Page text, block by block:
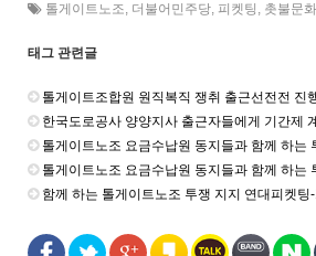
톨게이트노조, 더불어민주당, 피켓팅 , 촛불문
태그 관련글
톨게이트조합원 원직복직 쟁취 출근선전전 진
한국도로공사 양양지사 출근자들에게 기간제
톨게이트노조 요금수납원 동지들과 함께 하는
톨게이트노조 요금수납원 동지들과 함께 하는
함께 하는 톨게이트노조 투쟁 지지 연대피켓팅